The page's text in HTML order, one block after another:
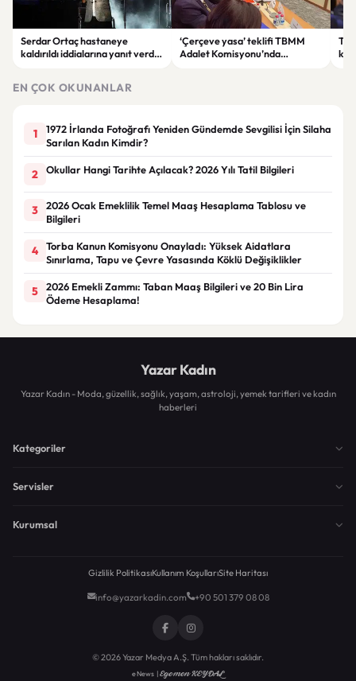
Serdar Ortaç hastaneye
kaldırıldı iddialarına yanıt verdi:
‘Çerçeve yasa’ teklifi TBMM
Adalet Komisyonu’nda
EN ÇOK OKUNANLAR
1
1972 İrlanda Fotoğrafı Yeniden Gündemde Sevgilisi İçin Silaha
Sarılan Kadın Kimdir?
2 Okullar Hangi Tarihte Açılacak? 2026 Yılı Tatil Bilgileri
3
2026 Ocak Emeklilik Temel Maaş Hesaplama Tablosu ve
Bilgileri
4
Torba Kanun Komisyonu Onayladı: Yüksek Aidatlara
Sınırlama, Tapu ve Çevre Yasasında Köklü Değişiklikler
5
2026 Emekli Zammı: Taban Maaş Bilgileri ve 20 Bin Lira
Ödeme Hesaplama!
Yazar Kadın
Yazar Kadın - Moda, güzellik, sağlık, yaşam, astroloji, yemek tarifleri ve kadın
haberleri
Kategoriler
Servisler
Kurumsal
Gizlilik PolitikasıKullanım KoşullarıSite Haritası
info@yazarkadin.com +90 501 379 08 08
© 2026 Yazar Medya A.Ş. Tüm hakları saklıdır.
eNews |Egemen KEYDAL